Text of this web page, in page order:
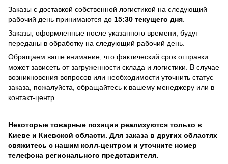
Заказы с доставкой собственной логистикой на следующий
рабочий день принимаются до 15:30 текущего дня
Заказы, оформленные после указанного времени, будут
переданы в обработку на следующий рабочий день.
Обращаем ваше внимание, что фактический срок отправки
может зависеть от загруженности склада и логистики. В случае
возникновения вопросов или необходимости уточнить статус
заказа, пожалуйста, обращайтесь к вашему менеджеру или в
контакт-центр.
Некоторые товарные позиции реализуются только в
Киеве и Киевской области. Для заказа в других областях
свяжитесь с нашим колл-центром и уточните номер
телефона регионального представителя.